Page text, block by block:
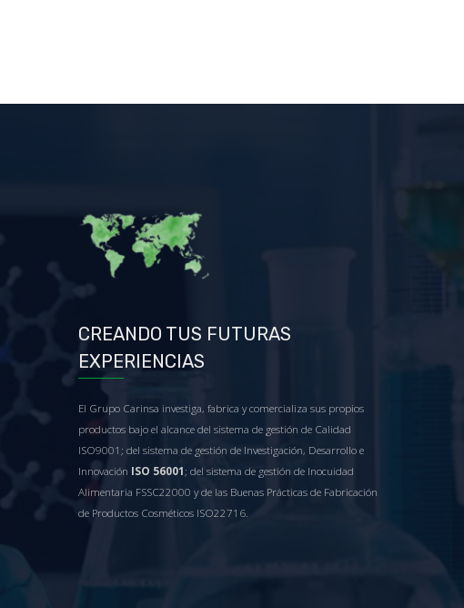
CREANDO TUS FUTURAS
EXPERIENCIAS
El Grupo Carinsa investiga, fabrica y comercializa sus propios
productos bajo el alcance del sistema de gestión de Calidad
ISO9001; del sistema de gestión de Investigación, Desarrollo e
Innovación ISO 56001 ; del sistema de gestión de Inocuidad
Alimentaria FSSC22000 y de las Buenas Prácticas de Fabricación
de Productos Cosméticos ISO22716.